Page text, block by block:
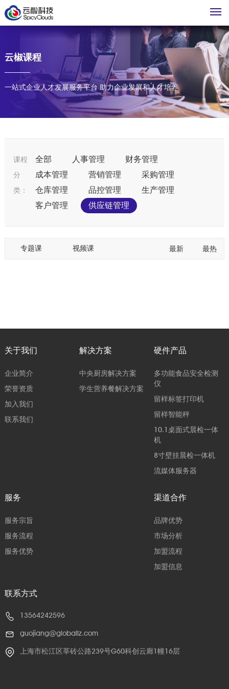
云椒课程
一站式企业人才发展服务平台 助力企业发展和人才培养
课程
分
类：
全部 人事管理
财务管理
成本管理
营销管理
采购管理
仓库管理
品控管理
生产管理
客户管理
供应链管理
专题课 视频课 最新 最热
关于我们
企业简介
荣誉资质
加入我们
联系我们
解决方案
中央厨房解决方案
学生营养餐解决方案
硬件产品
多功能食品安全检测
仪
留样标签打印机
留样智能秤
10.1桌面式晨检一体
机
8寸壁挂晨检一体机
流媒体服务器
服务
服务宗旨
服务流程
服务优势
渠道合作
品牌优势
市场分析
加盟流程
加盟信息
联系方式
13564242596
guojiang@globallz.com
上海市松江区莘砖公路239号G60科创云廊1幢16层